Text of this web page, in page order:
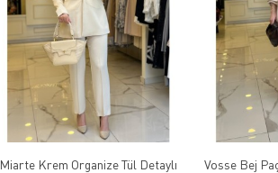
Miarte Krem Organize Tül Detaylı
Vosse Bej